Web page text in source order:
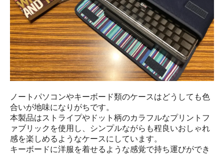
ノートパソコンやキーボード類のケースはどうしても色
合いが地味になりがちです。
本製品はストライプやドット柄のカラフルなプリントフ
ァブリックを使用し、シンプルながらも程良いおしゃれ
感を楽しめるようなケースにしています。
キーボードに洋服を着せるような感覚で持ち運びができ